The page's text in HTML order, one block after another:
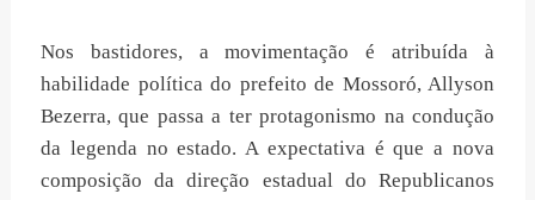
Nos bastidores, a movimentação é atribuída à
habilidade política do prefeito de Mossoró, Allyson
Bezerra, que passa a ter protagonismo na condução
da legenda no estado. A expectativa é que a nova
composição da direção estadual do Republicanos